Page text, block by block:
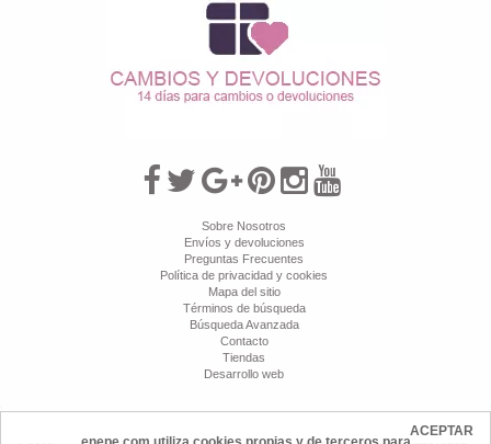
Sobre Nosotros
Envíos y devoluciones
Preguntas Frecuentes
Política de privacidad y cookies
Mapa del sitio
Términos de búsqueda
Búsqueda Avanzada
Contacto
Tiendas
Desarrollo web
ACEPTAR